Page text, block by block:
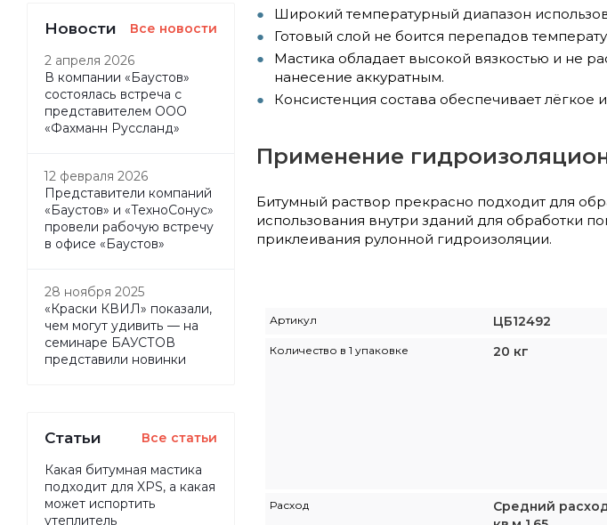
Широкий температурный диапазон
Готовый слой не боится перепадов
Мастика обладает высокой вязкостью и не
нанесение аккуратным.
Консистенция состава обеспечивает
Применение
Битумный раствор прекрасно подходит для
использования внутри зданий для обработки
приклеивания рулонной гидроизоляции.
Артикул ЦБ12492
Количество в 1 упаковке 20 кг
Расход
Средний
Новости Все новости
2 апреля 2026
В компании «Баустов»
состоялась встреча с
представителем ООО
«Фахманн Руссланд»
12 февраля 2026
Представители компаний
«Баустов» и «ТехноСонус»
провели рабочую встречу
в офисе «Баустов»
28 ноября 2025
«Краски КВИЛ» показали,
чем могут удивить — на
семинаре БАУСТОВ
представили новинки
Статьи Все статьи
Какая битумная мастика
подходит для XPS, а какая
может испортить
утеплитель